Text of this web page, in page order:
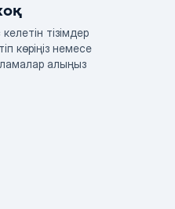
тізімдер
көріңіз немесе
алыңыз